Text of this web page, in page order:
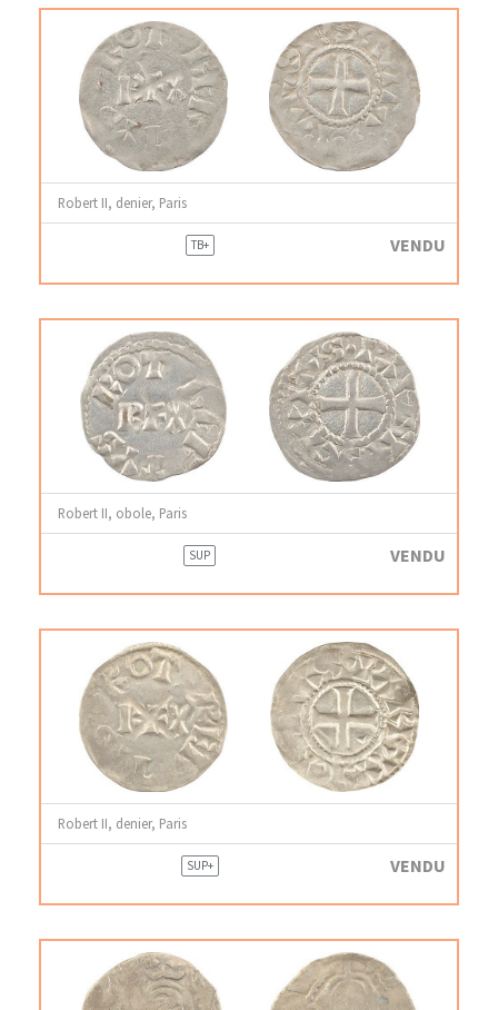
Robert II, denier, Paris
TB+ VENDU
Robert II, obole, Paris
SUP VENDU
Robert II, denier, Paris
SUP+ VENDU